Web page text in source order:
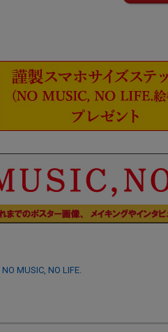
NO MUSIC, NO LIFE.